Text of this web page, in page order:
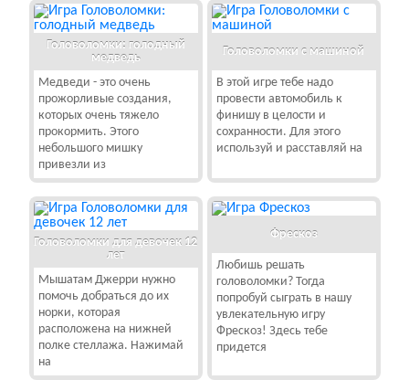
Головоломки: голодный
медведь
Медведи - это очень
прожорливые создания,
которых очень тяжело
прокормить. Этого
небольшого мишку
привезли из
Головоломки с машиной
В этой игре тебе надо
провести автомобиль к
финишу в целости и
сохранности. Для этого
используй и расставляй на
Головоломки для девочек 12
лет
Мышатам Джерри нужно
помочь добраться до их
норки, которая
расположена на нижней
полке стеллажа. Нажимай
на
Фрескоз
Любишь решать
головоломки? Тогда
попробуй сыграть в нашу
увлекательную игру
Фрескоз! Здесь тебе
придется